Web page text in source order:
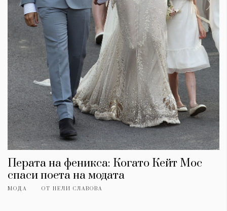
Перата на феникса: Когато Кейт Мос
спаси поета на модата
МОДА ОТ НЕЛИ СЛАВОВА